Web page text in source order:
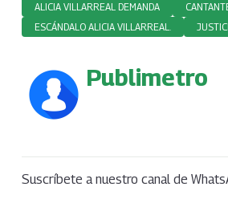
ALICIA VILLARREAL DEMANDA
ESCÁNDALO ALICIA VILLARREAL.
Publimetro
Suscríbete a nuestro canal de